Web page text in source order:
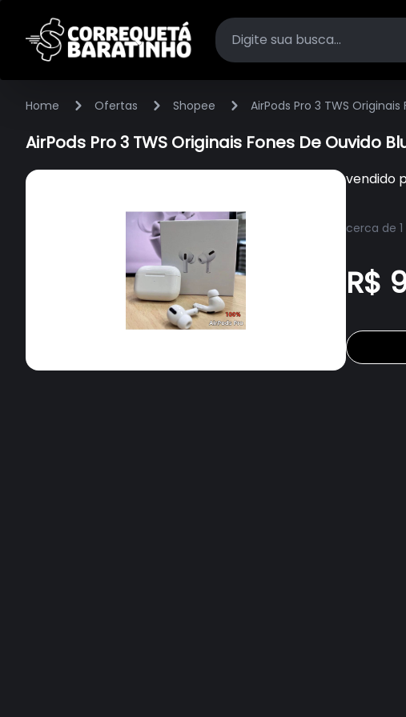
Home Ofertas Shopee AirPods Pro 3 TWS
AirPods Pro 3 TWS Originais Fones De Ouvido
vendido
cerca de
R$